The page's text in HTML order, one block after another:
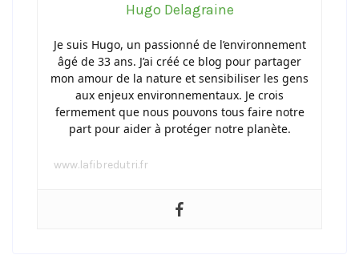
Hugo Delagraine
Je suis Hugo, un passionné de l’environnement
âgé de 33 ans. J’ai créé ce blog pour partager
mon amour de la nature et sensibiliser les gens
aux enjeux environnementaux. Je crois
fermement que nous pouvons tous faire notre
part pour aider à protéger notre planète.
www.lafibredutri.fr